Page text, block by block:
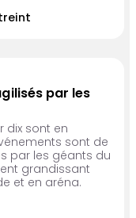
par les
dix sont en
sont de
par les géants du
grandissant
et en aréna.